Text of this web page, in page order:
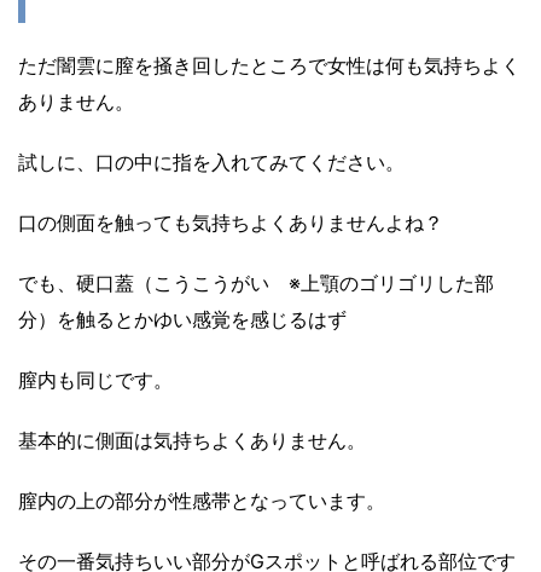
ただ闇雲に膣を掻き回したところで女性は何も気持ちよく
ありません。
試しに、口の中に指を入れてみてください。
口の側面を触っても気持ちよくありませんよね？
でも、硬口蓋（こうこうがい ※上顎のゴリゴリした部
分）を触るとかゆい感覚を感じるはず
膣内も同じです。
基本的に側面は気持ちよくありません。
膣内の上の部分が性感帯となっています。
その一番気持ちいい部分がGスポットと呼ばれる部位です